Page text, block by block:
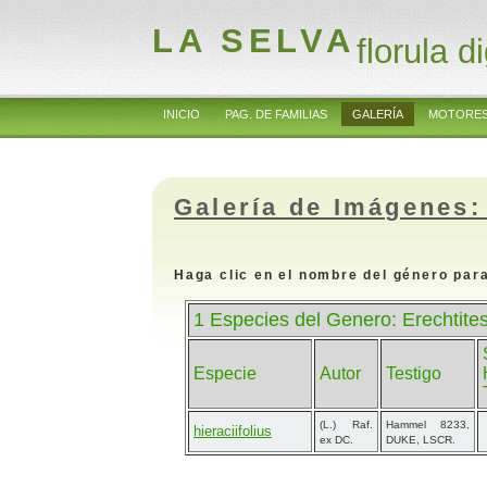
LA SELVAflorula
INICIO PAG. DE FAMILIAS GALERÍA
Galería de
Haga clic en el nombre del género
1 Especies del Genero:
Especie Autor Testigo
hieraciifolius
(L.) Raf.
ex DC.
Hammel 8233,
DUKE, LSCR.